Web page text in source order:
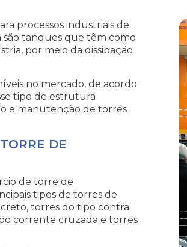
processos industriais de
são tanques que têm como
por meio da dissipação
no mercado, de acordo
tipo de estrutura
e manutenção de torres
DE
de torre de
tipos de torres de
torres do tipo contra
corrente cruzada e torres